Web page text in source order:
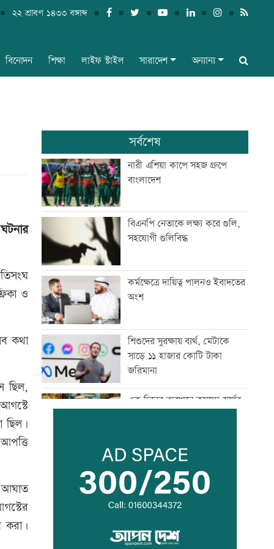
২২ শ্রাবণ ১৪৩৩ বঙ্গাব্দ
বিনোদন শিক্ষা লাইফ স্টাইল সারাদেশ অন্যান্য
ও
কথা
ছিল,
ছিল।
আঘাত
করা।
সর্বশেষ
নারী এশিয়া কাপে সহজ গ্রুপে
বাংলাদেশ
বিএনপি নেতাকে লক্ষ্য করে গুলি,
সহযোগী গুলিবিদ্ধ
কর্মক্ষেত্রে দায়িত্ব পালনও ইবাদতের
অংশ
শিশুদের সুরক্ষায় ব্যর্থ, মেটাকে
সাড়ে ১১ হাজার কোটি টাকা
জরিমানা
এক দিনের ব্যবধানে কমলো স্বর্ণের
বগি লাইনচ্যুত, ঢাকা-ময়মনসিংহ
রেল চলাচল বন্ধ
সৌদি-তুরস্ক-পাকিস্তান